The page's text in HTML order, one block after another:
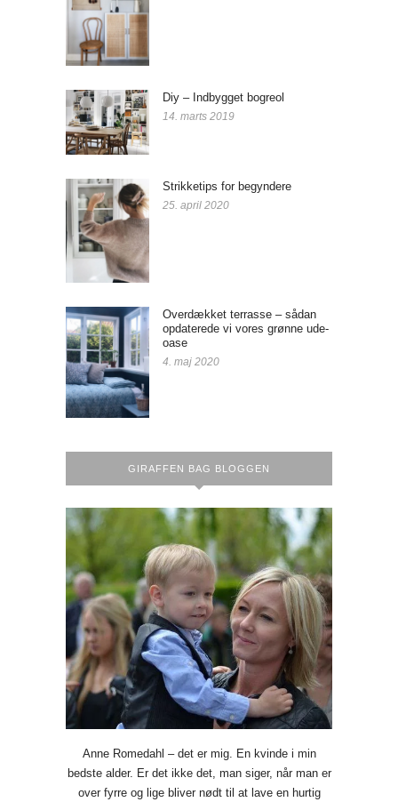
Diy – Indbygget bogreol
14. marts 2019
Strikketips for begyndere
25. april 2020
Overdækket terrasse – sådan
opdaterede vi vores grønne ude-
oase
4. maj 2020
GIRAFFEN BAG BLOGGEN
Anne Romedahl – det er mig. En kvinde i min
bedste alder. Er det ikke det, man siger, når man er
over fyrre og lige bliver nødt til at lave en hurtig